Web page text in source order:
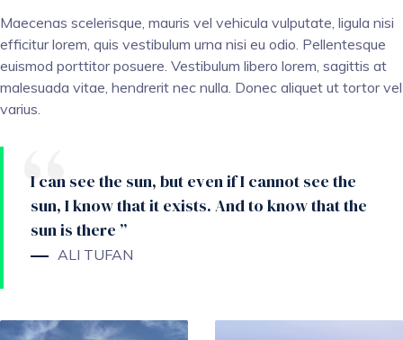
Maecenas scelerisque, mauris vel vehicula vulputate, ligula nisi
efficitur lorem, quis vestibulum urna nisi eu odio. Pellentesque
euismod porttitor posuere. Vestibulum libero lorem, sagittis at
malesuada vitae, hendrerit nec nulla. Donec aliquet ut tortor vel
varius.
I can see the sun, but even if I cannot see the
sun, I know that it exists. And to know that the
sun is there ”
ALI TUFAN